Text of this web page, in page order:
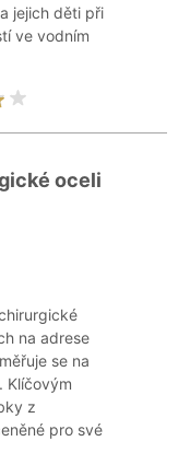
jejich děti při
ve vodním
oceli
na adrese
se na
Klíčovým
z
pro své